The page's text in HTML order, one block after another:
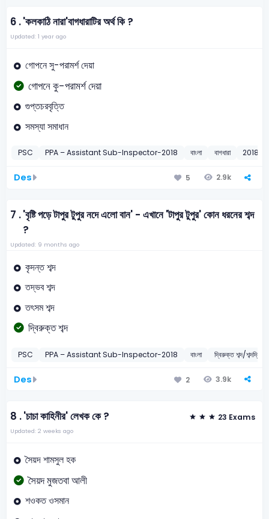
6 .'কলকাঠি নারা'বাগধারাটির অর্থ কি ?
Updated: 1 year ago
গোপনে সু-পরামর্শ দেয়া
গোপনে কু-পরামর্শ দেয়া
গুপ্তচরবৃত্তি
সমস্যা সমাধান
PSC PPA – Assistant Sub-Inspector-2018 বাংলা বাগধারা 2018
Des 5 2.9k
7 .'বৃষ্টি পড়ে টাপুর টুপুর নদে এলো বান' - এখানে 'টাপুর টুপুর' কোন ধরনের শব্দ
?
Updated: 9 months ago
কৃদন্ত শব্দ
তদ্ভব শব্দ
তৎসম শব্দ
দ্বিরুক্ত শব্দ
PSC PPA – Assistant Sub-Inspector-2018 বাংলা দ্বিরুক্ত শব্দ/শব্দদ্বিত্ব
Des 2 3.9k
8 .'চাচা কাহিনীর' লেখক কে ? 23 Exams
Updated: 2 weeks ago
সৈয়দ শামসুল হক
সৈয়দ মুজতবা আলী
শওকত ওসমান